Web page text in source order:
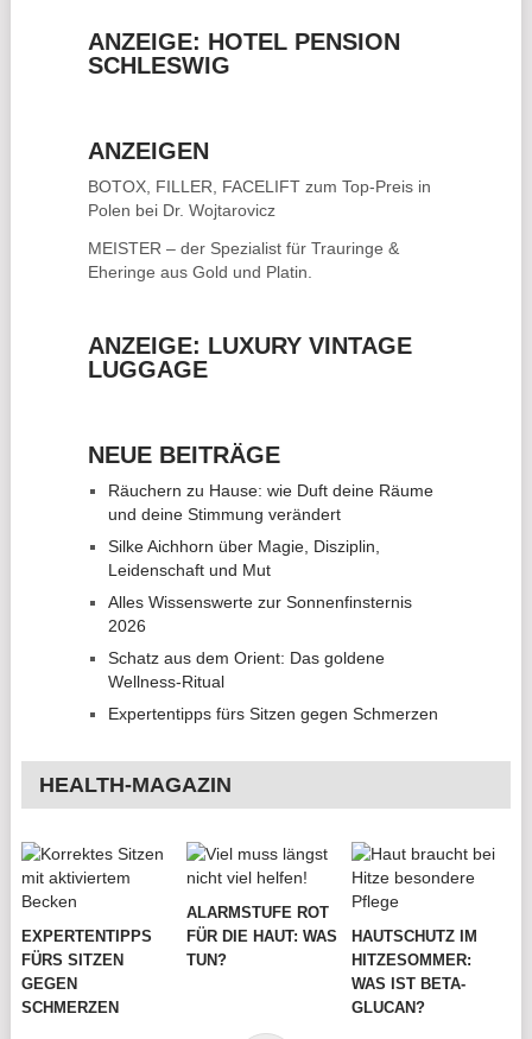
ANZEIGE: HOTEL PENSION
SCHLESWIG
ANZEIGEN
BOTOX, FILLER, FACELIFTzum Top-Preis in
Polen bei Dr. Wojtarovicz
MEISTER – der Spezialist für Trauringe &
Eheringe aus Gold und Platin.
ANZEIGE: LUXURY VINTAGE
LUGGAGE
NEUE BEITRÄGE
Räuchern zu Hause: wie Duft deine Räume
und deine Stimmung verändert
Silke Aichhorn über Magie, Disziplin,
Leidenschaft und Mut
Alles Wissenswerte zur Sonnenfinsternis
2026
Schatz aus dem Orient: Das goldene
Wellness-Ritual
Expertentipps fürs Sitzen gegen Schmerzen
HEALTH-MAGAZIN
EXPERTENTIPPS
FÜRS SITZEN
GEGEN
SCHMERZEN
ALARMSTUFE ROT
FÜR DIE HAUT: WAS
TUN?
HAUTSCHUTZ IM
HITZESOMMER:
WAS IST BETA-
GLUCAN?